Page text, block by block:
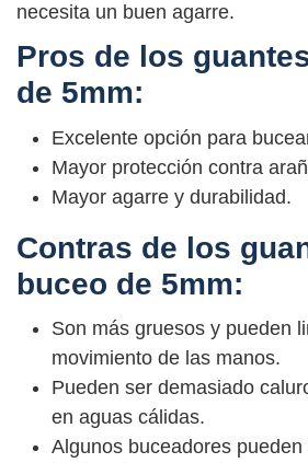
necesita un buen agarre.
Pros de los
de 5mm:
Excelente opción para
Mayor protección contra
Mayor agarre y durabilidad.
Contras de los
buceo de 5mm:
Son más gruesos y pueden
movimiento de las manos.
Pueden ser demasiado
en aguas cálidas.
Algunos buceadores